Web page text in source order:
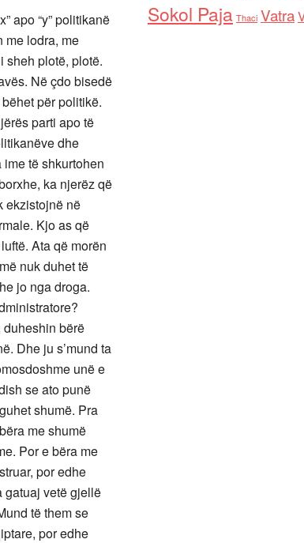
apo “y” politikanë
me lodra, me
sheh plotë, plotë.
Në çdo bisedë
për politikë.
parti apo të
dhe
të shkurtohen
ka njerëz që
ekzistojnë në
Kjo as që
Ata që morën
nuk duhet të
jo nga droga.
bërë
Dhe ju s’mund ta
unë e
se ato punë
shumë. Pra
me shumë
Por e bëra me
por edhe
gatuaj vetë gjellë
të them se
por edhe
Sokol Paja Thaci Vatra